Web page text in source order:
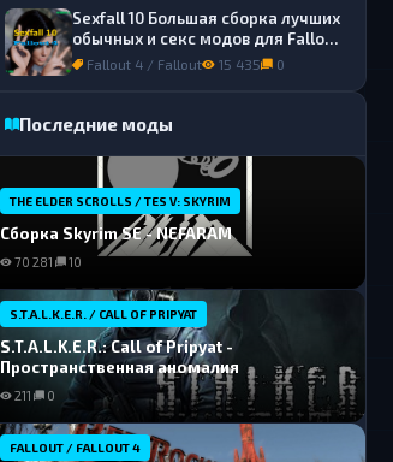
Sexfall 10 Большая сборка лучших
обычных и секс модов для Fallout
4 Fallout 4 / Fallout 15 435 0
Последние моды
THE ELDER SCROLLS / TES V: SKYRIM
Сборка Skyrim SE - NEFARAM
70 281 10
S.T.A.L.K.E.R. / CALL OF PRIPYAT
S.T.A.L.K.E.R.: Call of Pripyat -
Пространственная аномалия
211 0
FALLOUT / FALLOUT 4